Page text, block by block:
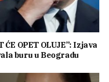
ĆE OPET OLUJE”: Izjava
buru u Beogradu